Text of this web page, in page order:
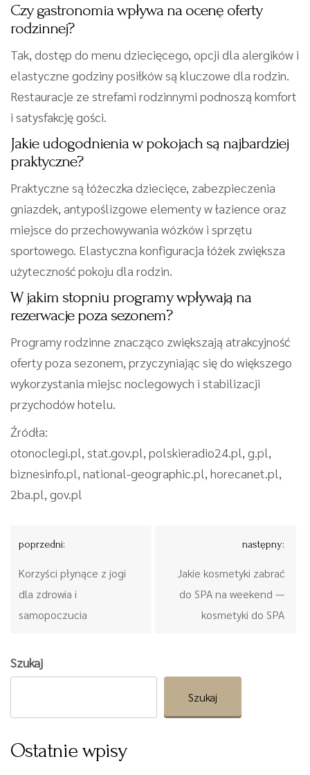
Czy gastronomia wpływa na ocenę oferty
rodzinnej?
Tak, dostęp do menu dziecięcego, opcji dla alergików i
elastyczne godziny posiłków są kluczowe dla rodzin.
Restauracje ze strefami rodzinnymi podnoszą komfort
i satysfakcję gości.
Jakie udogodnienia w pokojach są najbardziej
praktyczne?
Praktyczne są łóżeczka dziecięce, zabezpieczenia
gniazdek, antypoślizgowe elementy w łazience oraz
miejsce do przechowywania wózków i sprzętu
sportowego. Elastyczna konfiguracja łóżek zwiększa
użyteczność pokoju dla rodzin.
W jakim stopniu programy wpływają na
rezerwacje poza sezonem?
Programy rodzinne znacząco zwiększają atrakcyjność
oferty poza sezonem, przyczyniając się do większego
wykorzystania miejsc noclegowych i stabilizacji
przychodów hotelu.
Źródła:
otonoclegi.pl, stat.gov.pl, polskieradio24.pl, g.pl,
biznesinfo.pl, national-geographic.pl, horecanet.pl,
2ba.pl, gov.pl
Nawigacja
poprzedni:
Korzyści płynące z jogi
dla zdrowia i
samopoczucia
następny:
Jakie kosmetyki zabrać
do SPA na weekend —
kosmetyki do SPA
Szukaj
Szukaj
Ostatnie wpisy